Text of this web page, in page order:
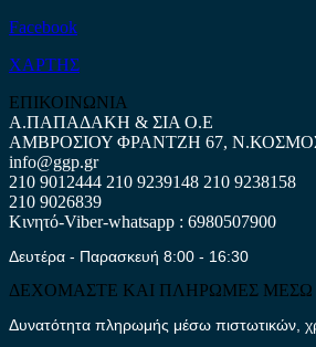
Facebook
ΧΑΡΤΗΣ
ΕΠΙΚΟΙΝΩΝΙΑ
Α.ΠΑΠΑΔΑΚΗ & ΣΙΑ Ο.Ε
ΑΜΒΡΟΣΙΟΥ ΦΡΑΝΤΖΗ 67,
info@ggp.gr
210 9012444 210 9239148 210 9238158
210 9026839
Κινητό-Viber-whatsapp : 6980507900
Δευτέρα - Παρασκευή 8:00 - 16:30
ΔΕΧΟΜΑΣΤΕ ΚΑΙ ΠΛΗΡΩΜΕΣ
Δυνατότητα πληρωμής μέσω πιστωτικών,